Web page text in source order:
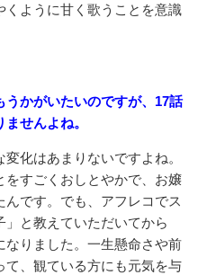
くように甘く歌うことを意識
かがいたいのですが、17話
せんよね。
化はあまりないですよね。
をすごくおしとやかで、お嬢
です。でも、アフレコでス
と教えていただいてから
なりました。一生懸命さや前
て、観ている方にも元気を与